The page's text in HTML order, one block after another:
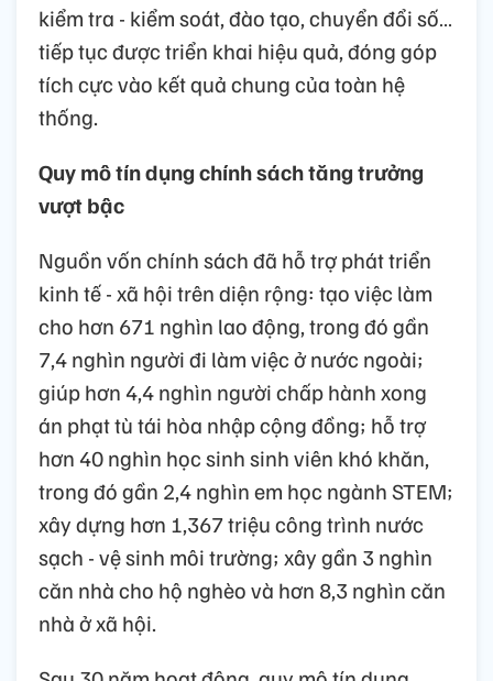
kiểm tra - kiểm soát, đào tạo, chuyển đổi số…
tiếp tục được triển khai hiệu quả, đóng góp
tích cực vào kết quả chung của toàn hệ
thống.
Quy mô tín dụng chính sách tăng trưởng
vượt bậc
Nguồn vốn chính sách đã hỗ trợ phát triển
kinh tế - xã hội trên diện rộng: tạo việc làm
cho hơn 671 nghìn lao động, trong đó gần
7,4 nghìn người đi làm việc ở nước ngoài;
giúp hơn 4,4 nghìn người chấp hành xong
án phạt tù tái hòa nhập cộng đồng; hỗ trợ
hơn 40 nghìn học sinh sinh viên khó khăn,
trong đó gần 2,4 nghìn em học ngành STEM;
xây dựng hơn 1,367 triệu công trình nước
sạch - vệ sinh môi trường; xây gần 3 nghìn
căn nhà cho hộ nghèo và hơn 8,3 nghìn căn
nhà ở xã hội.